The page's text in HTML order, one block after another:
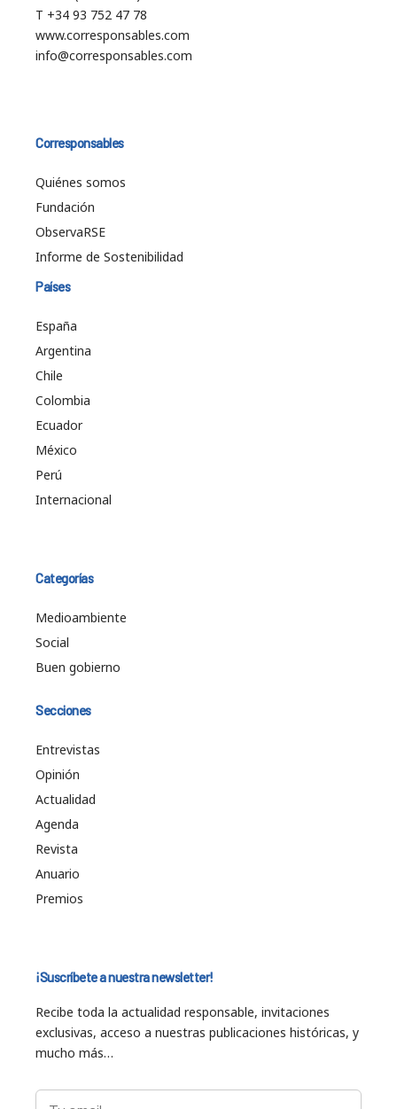
T +34 93 752 47 78
www.corresponsables.com
info@corresponsables.com
Corresponsables
Quiénes somos
Fundación
ObservaRSE
Informe de Sostenibilidad
Países
España
Argentina
Chile
Colombia
Ecuador
México
Perú
Internacional
Categorías
Medioambiente
Social
Buen gobierno
Secciones
Entrevistas
Opinión
Actualidad
Agenda
Revista
Anuario
Premios
¡Suscríbete a nuestra newsletter!
Recibe toda la actualidad responsable, invitaciones
exclusivas, acceso a nuestras publicaciones históricas, y
mucho más…